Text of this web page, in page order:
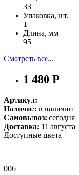
33
Упаковка, шт.
1
Длина, мм
95
Смотреть все...
1 480 Р
Артикул:
Наличие: в наличии
Самовывоз: сегодня
Доставка: 11 августа
Доступные цвета
006